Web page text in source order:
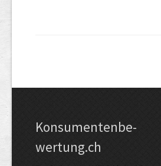
Kon­su­menten­be­
wer­tung.ch